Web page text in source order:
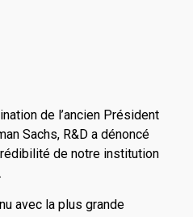
de l’ancien Président
Sachs, R&D a dénoncé
de notre institution
avec la plus grande